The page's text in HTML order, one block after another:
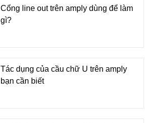
Cổng line out trên amply dùng để làm
gì?
Tác dụng của cầu chữ U trên amply
bạn cần biết